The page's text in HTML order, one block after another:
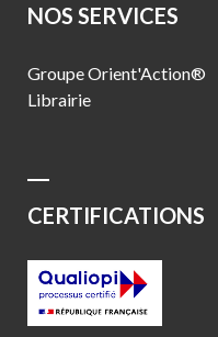
NOS SERVICES
Groupe Orient'Action®
Librairie
CERTIFICATIONS